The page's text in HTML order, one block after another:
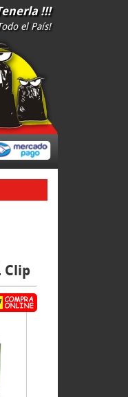
!!!
el País!
Clip